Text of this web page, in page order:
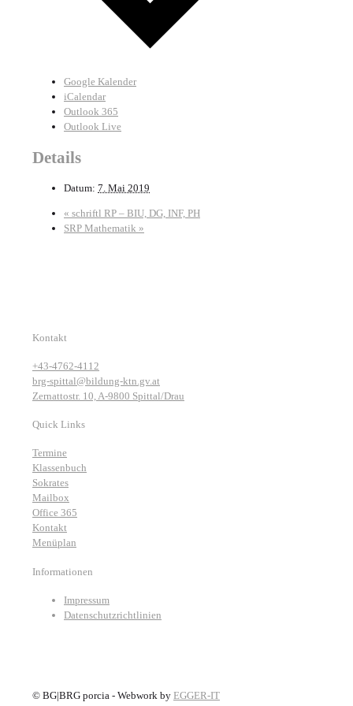
Google Kalender
iCalendar
Outlook 365
Outlook Live
Details
Datum: 7. Mai 2019
« schriftl RP – BIU, DG, INF, PH
SRP Mathematik »
Kontakt
+43-4762-4112
brg-spittal@bildung-ktn.gv.at
Zernattostr. 10, A-9800 Spittal/Drau
Quick Links
Termine
Klassenbuch
Sokrates
Mailbox
Office 365
Kontakt
Menüplan
Informationen
Impressum
Datenschutzrichtlinien
© BG|BRG porcia - Webwork by EGGER-IT